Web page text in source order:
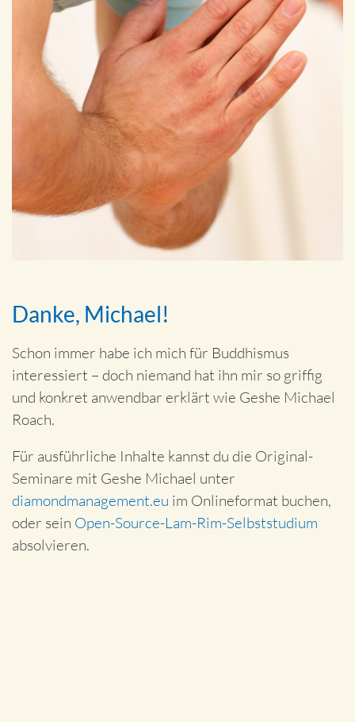
Danke, Michael!
Schon immer habe ich mich für Buddhismus
interessiert – doch niemand hat ihn mir so griffig
und konkret anwendbar erklärt wie Geshe Michael
Roach.
Für ausführliche Inhalte kannst du die Original-
Seminare mit Geshe Michael unter
diamondmanagement.eu im Onlineformat buchen,
oder sein Open-Source-Lam-Rim-Selbststudium
absolvieren.